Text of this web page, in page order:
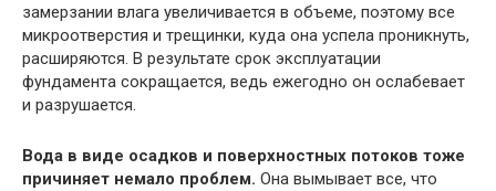
замерзании влага увеличивается в объеме, поэтому все
микроотверстия и трещинки, куда она успела проникнуть,
расширяются. В результате срок эксплуатации
фундамента сокращается, ведь ежегодно он ослабевает
и разрушается.
Вода в виде осадков и поверхностных потоков тоже
причиняет немало проблем. Она вымывает все, что